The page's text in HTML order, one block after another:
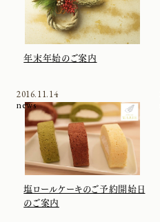
年末年始のご案内
塩ロールケーキのご予約開始日
のご案内
2016.11.14
news